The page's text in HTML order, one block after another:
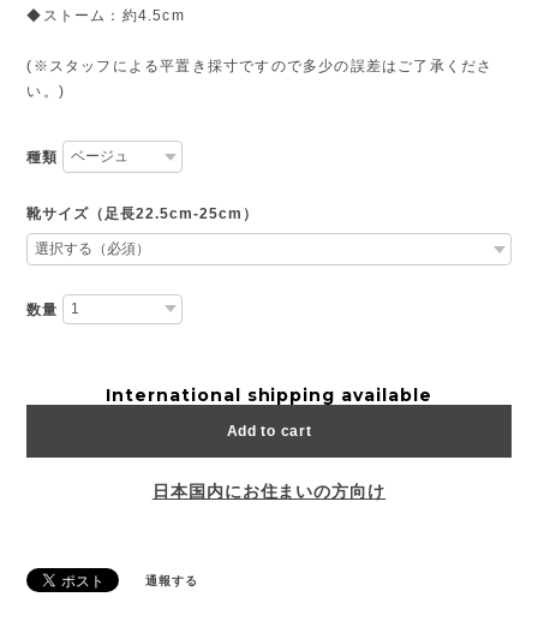
◆ストーム：約4.5cm
(※スタッフによる平置き採寸ですので多少の誤差はご了承くださ
い。)
種類
靴サイズ（足長22.5cm-25cm）
数量
International shipping available
Add to cart
日本国内にお住まいの方向け
通報する